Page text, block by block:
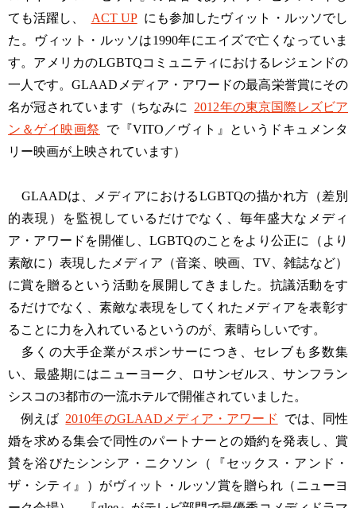
ても活躍し、
ACT UP にも参加したヴィット・ルッソでし
た。ヴィット・ルッソは1990年にエイズで亡くなっていま
す。アメリカのLGBTQコミュニティにおけるレジェンドの
一人です。GLAADメディア・アワードの最高栄誉賞にその
名が冠されています（ちなみに
2012年の東京国際レズビア
ン＆ゲイ映画祭
で『VITO／ヴィト』というドキュメンタ
リー映画が上映されています）
GLAADは、メディアにおけるLGBTQの描かれ方（差別
的表現）を監視しているだけでなく、毎年盛大なメディ
ア・アワードを開催し、LGBTQのことをより公正に（より
素敵に）表現したメディア（音楽、映画、TV、雑誌など）
に賞を贈るという活動を展開してきました。抗議活動をす
るだけでなく、素敵な表現をしてくれたメディアを表彰す
ることに力を入れているというのが、素晴らしいです。
多くの大手企業がスポンサーにつき、セレブも多数集
い、最盛期にはニューヨーク、ロサンゼルス、サンフラン
シスコの3都市の一流ホテルで開催されていました。
例えば 2010年のGLAADメディア・アワード
では、同性
婚を求める集会で同性のパートナーとの婚約を発表し、賞
賛を浴びたシンシア・ニクソン（『セックス・アンド・
ザ・シティ』）がヴィット・ルッソ賞を贈られ（ニューヨ